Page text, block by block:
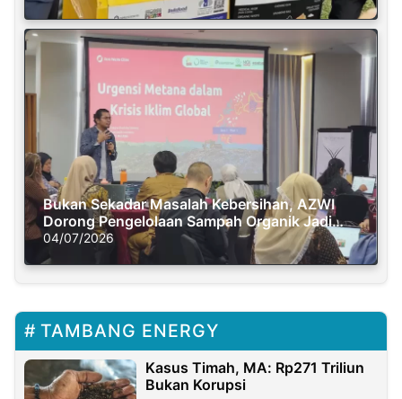
Bukan Sekadar Masalah Kebersihan, AZWI
Dorong Pengelolaan Sampah Organik Jadi
Solusi Krisis Iklim
04/07/2026
TAMBANG ENERGY
Kasus Timah, MA: Rp271 Triliun
Bukan Korupsi